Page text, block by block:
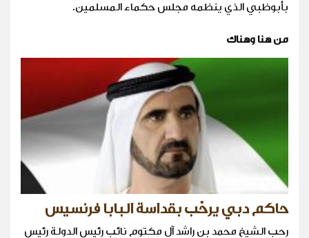
بأبوظبي الذي ينظمه مجلس حكماء المسلمين.
من هنا وهناك
حاكم دبي يرحّب بقداسة البابا فرنسيس
رحب الشيخ محمد بن راشد آل مكتوم نائب رئيس الدولة رئيس